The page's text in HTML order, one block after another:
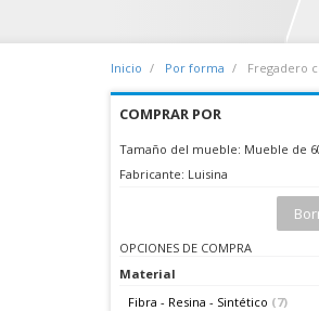
Inicio Por forma Fregadero
COMPRAR POR
Tamaño del mueble: Mueble de
Fabricante: Luisina
OPCIONES DE COMPRA
Material
Fibra - Resina - Sintético (7)